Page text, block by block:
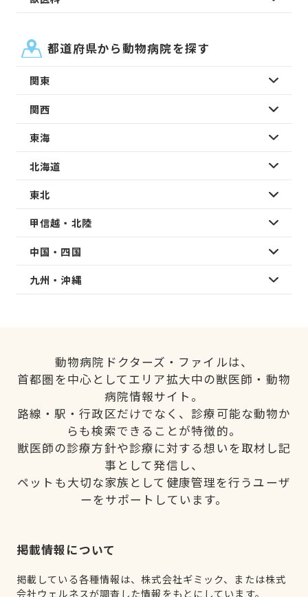
都道府県から動物病院を探す
関東
関西
東海
北海道
東北
甲信越・北陸
中国・四国
九州・沖縄
動物病院ドクターズ・ファイルは、
首都圏を中心としてエリア拡大中の獣医師・動物
病院情報サイト。
路線・駅・行政区だけでなく、診療可能な動物か
らも検索できることが特徴的。
獣医師の診療方針や診療に対する想いを取材し記
事として発信し、
ペットも大切な家族として健康管理を行うユーザ
ーをサポートしています。
掲載情報について
掲載している各種情報は、株式会社ギミック、または株式
会社ウェルネスが調査した情報をもとにしています。